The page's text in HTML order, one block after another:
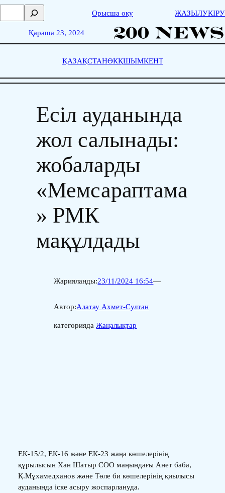
Skip
о
с
Орысша оқу ЖАЗЫЛУКІРУ
Қараша 23, 2024
ҚАЗАҚСТАНӨКҚШЫМКЕНТ
Есіл ауданында
жол салынады:
жобаларды
«Мемсараптама
» РМК
мақұлдады
Жарияланды:23/11/2024 16:54—
Автор:Алатау Ахмет-Султан
категориядаЖаңалықтар
ЕК-15/2, ЕК-16 және ЕК-23 жаңа көшелерінің
құрылысын Хан Шатыр СОО маңындағы Анет баба,
Қ.Мұхамедханов және Төле би көшелерінің қиылысы
ауданында іске асыру жоспарлануда.